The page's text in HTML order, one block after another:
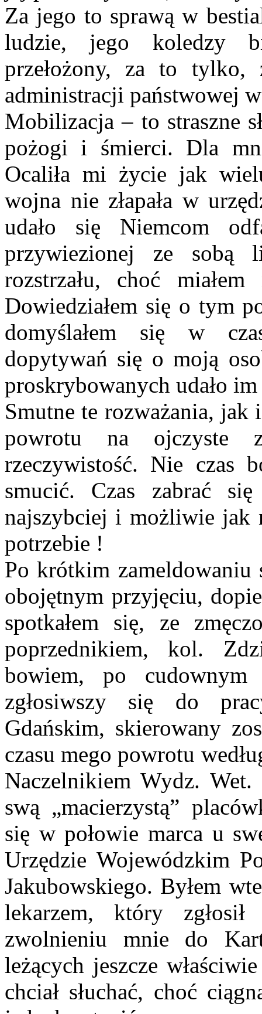
Za jego to sprawą w
ludzie, jego koledzy
przełożony, za to
administracji państwowej
Mobilizacja – to straszne
pożogi i śmierci. Dla
Ocaliła mi życie jak
wojna nie złapała w
udało się Niemcom
przywiezionej ze sobą
rozstrzału, choć
Dowiedziałem się o tym
domyślałem się w
dopytywań się o moją
proskrybowanych udało
Smutne te rozważania, jak
powrotu na ojczyste
rzeczywistość. Nie czas
smucić. Czas zabrać
najszybciej i możliwie jak
potrzebie !
Po krótkim zameldowaniu
obojętnym przyjęciu,
spotkałem się, ze
poprzednikiem, kol.
bowiem, po
zgłosiwszy się do
Gdańskim, skierowany
czasu mego powrotu
Naczelnikiem Wydz.
swą „macierzystą”
się w połowie marca u
Urzędzie Wojewódzkim
Jakubowskiego. Byłem
lekarzem, który
zwolnieniu mnie do
leżących jeszcze
chciał słuchać, choć